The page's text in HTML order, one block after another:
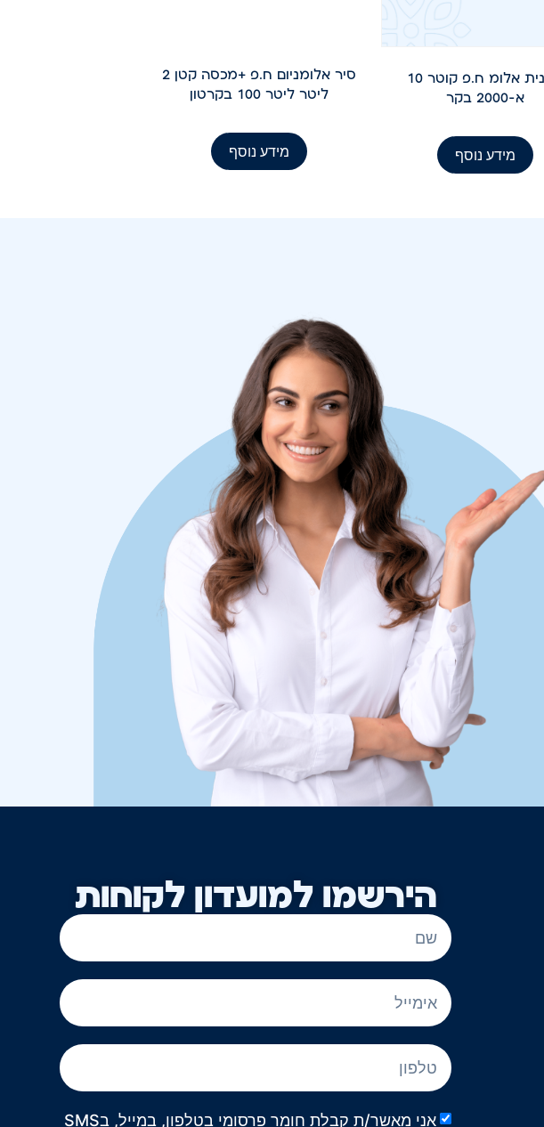
תבנית אלומ ח.פ קוטר 10
א-2000 בקר
מידע נוסף
סיר אלומניום ח.פ +מכסה קטן 2
ליטר ליטר 100 בקרטון
מידע נוסף
הירשמו למועדון לקוחות
אני מאשר/ת קבלת חומר פרסומי בטלפון, במייל, בSMS